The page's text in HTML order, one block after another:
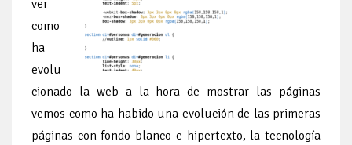
ver
como
ha
evolu
cionado la web a la hora de mostrar las páginas
vemos como ha habido una evolución de las primeras
páginas con fondo blanco e hipertexto, la tecnología